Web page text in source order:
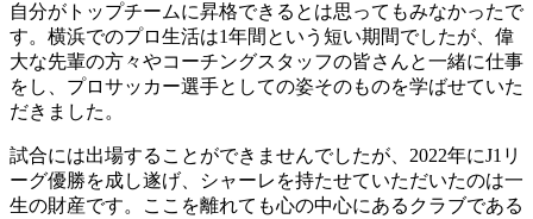
自分がトップチームに昇格できるとは思ってもみなかったで
す。横浜でのプロ生活は1年間という短い期間でしたが、偉
大な先輩の方々やコーチングスタッフの皆さんと一緒に仕事
をし、プロサッカー選手としての姿そのものを学ばせていた
だきました。
試合には出場することができませんでしたが、2022年にJ1リ
ーグ優勝を成し遂げ、シャーレを持たせていただいたのは一
生の財産です。ここを離れても心の中心にあるクラブである